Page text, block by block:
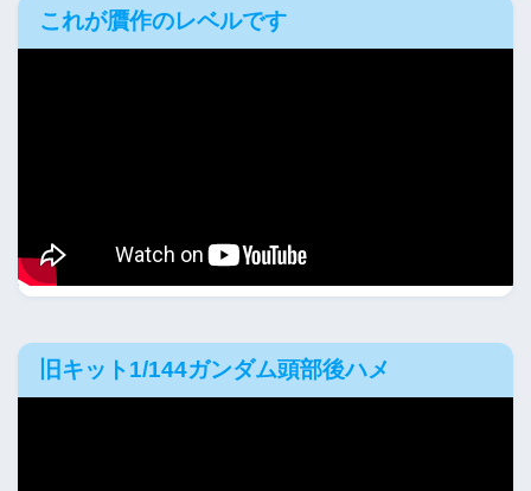
これが贋作のレベルです
旧キット1/144ガンダム頭部後ハメ